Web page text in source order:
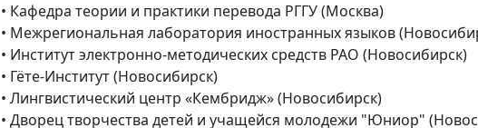
• Кафедра теории и практики перевода РГГУ (Москва)
• Межрегиональная лаборатория иностранных языков
• Институт электронно-методических средств РАО (Новосибирск)
• Гёте-Институт (Новосибирск)
• Лингвистический центр «Кембридж» (Новосибирск)
• Дворец творчества детей и учащейся молодежи "Юниор"